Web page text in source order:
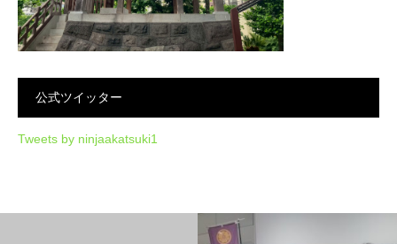
公式ツイッター
Tweets by ninjaakatsuki1